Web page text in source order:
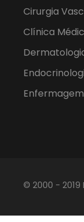
Cirurgia
Clínica
Enfermagem
© 2000 -